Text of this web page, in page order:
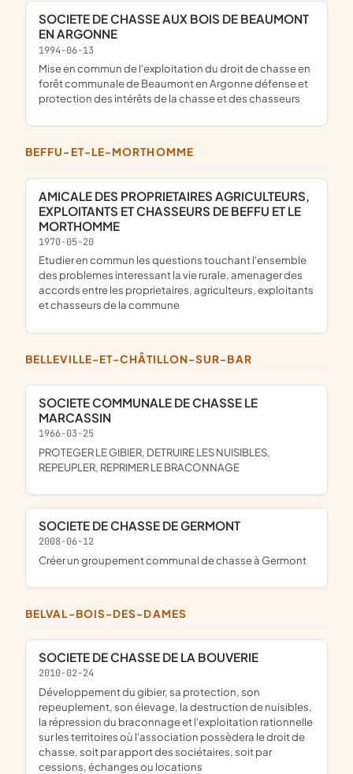
SOCIETE DE CHASSE AUX BOIS DE BEAUMONT
EN ARGONNE
1994-06-13
mise en commun de l'exploitation du droit de chasse en
forêt communale de Beaumont en Argonne défense et
protection des intérêts de la chasse et des chasseurs
BEFFU-ET-LE-MORTHOMME
AMICALE DES PROPRIETAIRES AGRICULTEURS,
EXPLOITANTS ET CHASSEURS DE BEFFU ET LE
MORTHOMME
1970-05-20
etudier en commun les questions touchant l'ensemble
des problemes interessant la vie rurale, amenager des
accords entre les proprietaires, agriculteurs, exploitants
et chasseurs de la commune
BELLEVILLE-ET-CHÂTILLON-SUR-BAR
SOCIETE COMMUNALE DE CHASSE LE
MARCASSIN
1966-03-25
PROTEGER LE GIBIER, DETRUIRE LES NUISIBLES,
REPEUPLER, REPRIMER LE BRACONNAGE
SOCIETE DE CHASSE DE GERMONT
2008-06-12
créer un groupement communal de chasse à Germont
BELVAL-BOIS-DES-DAMES
SOCIETE DE CHASSE DE LA BOUVERIE
2010-02-24
développement du gibier, sa protection, son
repeuplement, son élevage, la destruction de nuisibles,
la répression du braconnage et l'exploitation rationnelle
sur les territoires où l'association possèdera le droit de
chasse, soit par apport des sociétaires, soit par
cessions, échanges ou locations